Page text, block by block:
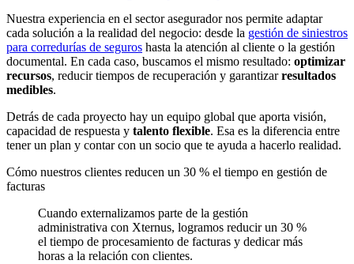
Nuestra experiencia en el sector asegurador nos permite adaptar
cada solución a la realidad del negocio: desde la gestión de siniestros
para corredurías de seguros hasta la atención al cliente o la gestión
documental. En cada caso, buscamos el mismo resultado: optimizar
recursos, reducir tiempos de recuperación y garantizarresultados
medibles.
Detrás de cada proyecto hay un equipo global que aporta visión,
capacidad de respuesta y talento flexible. Esa es la diferencia entre
tener un plan y contar con un socio que te ayuda a hacerlo realidad.
Cómo nuestros clientes reducen un 30 % el tiempo en gestión de
facturas
Cuando externalizamos parte de la gestión
administrativa con Xternus, logramos reducir un 30 %
el tiempo de procesamiento de facturas y dedicar más
horas a la relación con clientes.